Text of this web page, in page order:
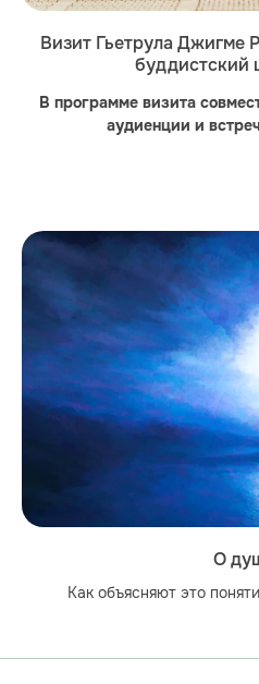
Визит Гьетрула Джигме
буддистский
В программе визита
аудиенции и
О
Как объясняют это